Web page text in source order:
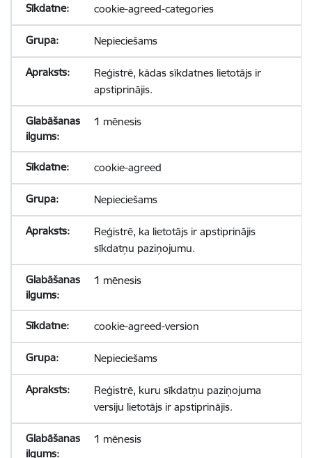
cookie-agreed-categories
Nepieciešams
Reģistrē, kādas sīkdatnes lietotājs ir
apstiprinājis.
1 mēnesis
cookie-agreed
Nepieciešams
Reģistrē, ka lietotājs ir apstiprinājis
sīkdatņu paziņojumu.
1 mēnesis
cookie-agreed-version
Nepieciešams
Reģistrē, kuru sīkdatņu paziņojuma
versiju lietotājs ir apstiprinājis.
1 mēnesis